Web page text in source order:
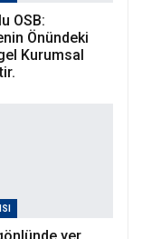
OSB:
Önündeki
Kurumsal